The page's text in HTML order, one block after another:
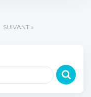
SUIVANT